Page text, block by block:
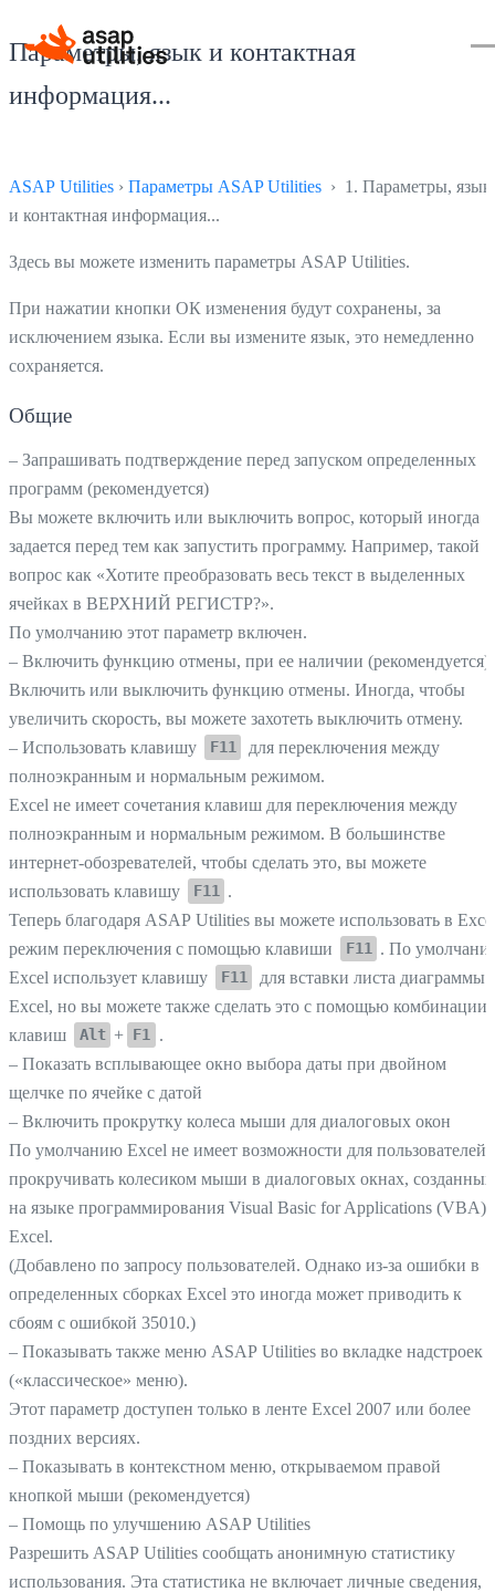
Параметры, язык и контактная
информация...
ASAP Utilities › Параметры ASAP Utilities › 1. Параметры, язык
и контактная информация...
Здесь вы можете изменить параметры ASAP Utilities.
При нажатии кнопки ОК изменения будут сохранены, за
исключением языка. Если вы измените язык, это немедленно
сохраняется.
Общие
– Запрашивать подтверждение перед запуском определенных
программ (рекомендуется)
Вы можете включить или выключить вопрос, который иногда
задается перед тем как запустить программу. Например, такой
вопрос как «Хотите преобразовать весь текст в выделенных
ячейках в ВЕРХНИЙ РЕГИСТР?».
По умолчанию этот параметр включен.
– Включить функцию отмены, при ее наличии (рекомендуется)
Включить или выключить функцию отмены. Иногда, чтобы
увеличить скорость, вы можете захотеть выключить отмену.
– Использовать клавишу
F11
для переключения между
полноэкранным и нормальным режимом.
Excel не имеет сочетания клавиш для переключения между
полноэкранным и нормальным режимом. В большинстве
интернет-обозревателей, чтобы сделать это, вы можете
использовать клавишу
F11 .
Теперь благодаря ASAP Utilities вы можете использовать в
режим переключения с помощью клавиши
F11 . По
Excel использует клавишу
F11
для вставки листа диаграммы
Excel, но вы можете также сделать это с помощью комбинации
клавиш
Alt + F1 .
– Показать всплывающее окно выбора даты при двойном
щелчке по ячейке с датой
– Включить прокрутку колеса мыши для диалоговых окон
По умолчанию Excel не имеет возможности для пользователей
прокручивать колесиком мыши в диалоговых окнах, созданных
на языке программирования Visual Basic for Applications (VBA)
Excel.
(Добавлено по запросу пользователей. Однако из-за ошибки в
определенных сборках Excel это иногда может приводить к
сбоям с ошибкой 35010.)
– Показывать также меню ASAP Utilities во вкладке надстроек
(«классическое» меню).
Этот параметр доступен только в ленте Excel 2007 или более
поздних версиях.
– Показывать в контекстном меню, открываемом правой
кнопкой мыши (рекомендуется)
– Помощь по улучшению ASAP Utilities
Разрешить ASAP Utilities сообщать анонимную статистику
использования. Эта статистика не включает личные сведения,